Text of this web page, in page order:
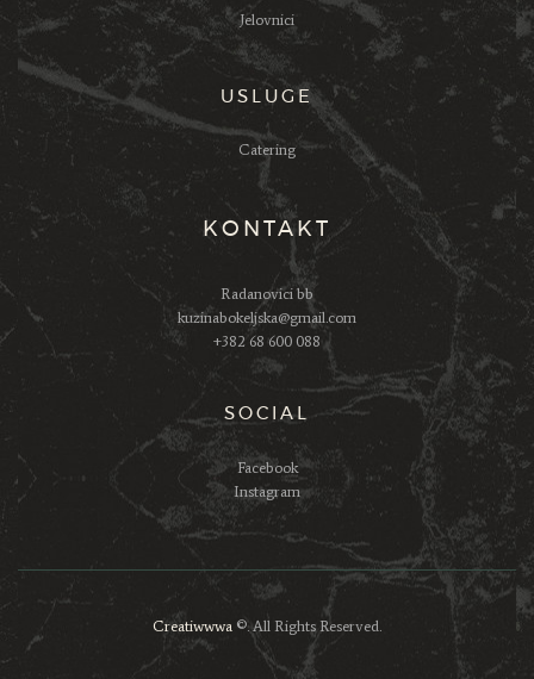
Jelovnici
USLUGE
Catering
KONTAKT
Radanovici bb
kuzinabokeljska@gmail.com
+382 68 600 088
SOCIAL
Facebook
Instagram
Creatiwwwa ©. All Rights Reserved.